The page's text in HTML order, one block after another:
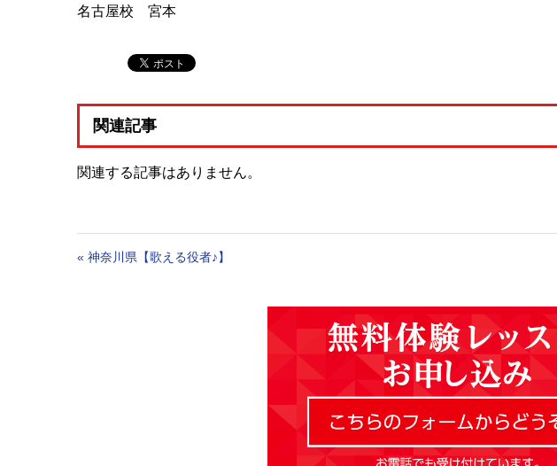
名古屋校 宮本
関連記事
関連する記事はありません。
« 神奈川県【歌える役者♪】